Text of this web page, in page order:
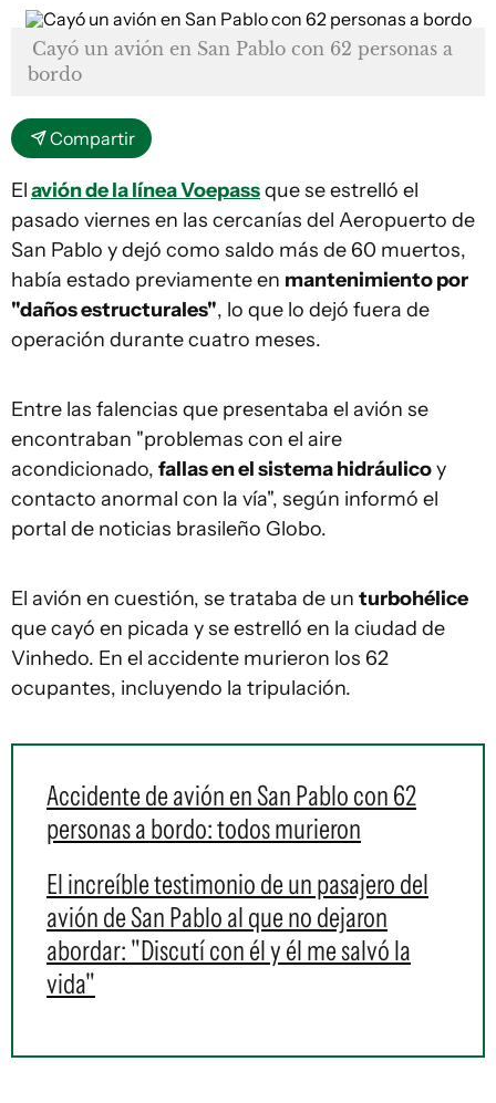
Cayó un avión en San Pablo con 62 personas a
bordo
Compartir
Elavión de la línea Voepassque se estrelló el
pasado viernes en las cercanías del Aeropuerto de
San Pablo y dejó como saldo más de 60 muertos,
había estado previamente en mantenimiento por
"daños estructurales", lo que lo dejó fuera de
operación durante cuatro meses.
Entre las falencias que presentaba el avión se
encontraban "problemas con el aire
acondicionado, fallas en el sistema hidráulicoy
contacto anormal con la vía", según informó el
portal de noticias brasileño Globo.
El avión en cuestión, se trataba de un turbohélice
que cayó en picada y se estrelló en la ciudad de
Vinhedo. En el accidente murieron los 62
ocupantes, incluyendo la tripulación.
Accidente de avión en San Pablo con 62
personas a bordo: todos murieron
El increíble testimonio de un pasajero del
avión de San Pablo al que no dejaron
abordar: "Discutí con él y él me salvó la
vida"